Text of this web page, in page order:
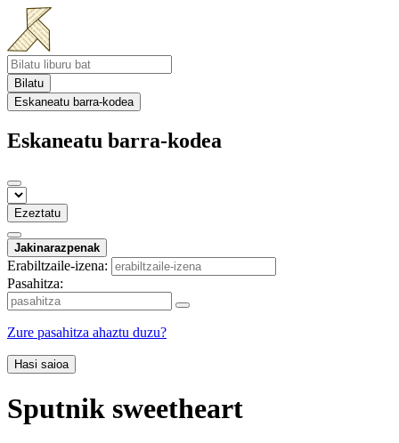
Bilatu
Eskaneatu barra-kodea
Eskaneatu barra-kodea
Ezeztatu
Jakinarazpenak
Erabiltzaile-izena:
Pasahitza:
Zure pasahitza ahaztu duzu?
Hasi saioa
Sputnik sweetheart